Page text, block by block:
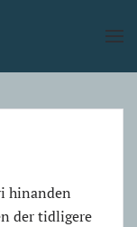
hinanden
der tidligere